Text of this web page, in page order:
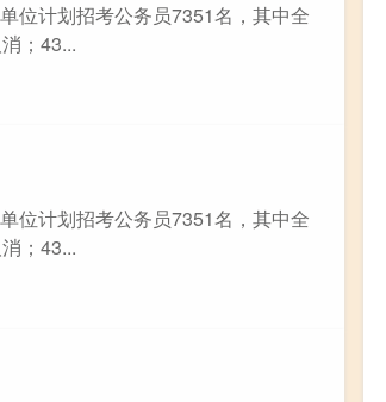
位计划招考公务员7351名，其中全
；43...
位计划招考公务员7351名，其中全
；43...